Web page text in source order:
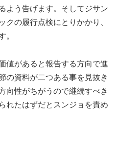
よう告げます。そしてジサン
クの履行点検にとりかかり、
。
値があると報告する方向で進
の資料が二つある事を見抜き
向性がちがうので継続すべき
れたはずだとスンジョを責め